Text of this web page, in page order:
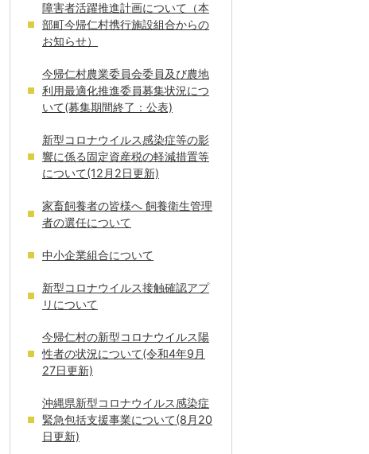
障害者活躍推進計画について（本
部町今帰仁村携行施設組合からの
お知らせ）
今帰仁村農業委員会委員及び農地
利用最適化推進委員募集状況につ
いて(募集期間終了：公表)
新型コロナウイルス感染症等の影
響に係る固定資産税の軽減措置等
について(12月2日更新)
家畜飼養者の皆様へ 飼養衛生管理
者の選任について
中小企業組合について
新型コロナウイルス接触確認アプ
リについて
今帰仁村の新型コロナウイルス陽
性者の状況について(令和4年9月
27日更新)
沖縄県新型コロナウイルス感染症
緊急包括支援事業について(8月20
日更新)